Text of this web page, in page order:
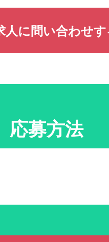
人に問い合わせ
応募方法